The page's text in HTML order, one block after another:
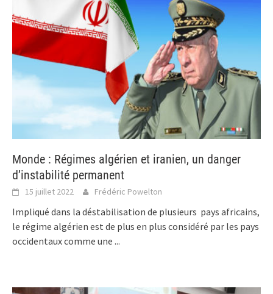
Monde : Régimes algérien et iranien, un danger
d’instabilité permanent
15 juillet 2022 Frédéric Powelton
Impliqué dans la déstabilisation de plusieurs pays africains,
le régime algérien est de plus en plus considéré par les pays
occidentaux comme une ...